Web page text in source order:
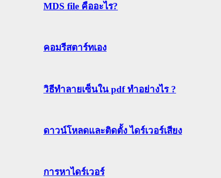
MDS file คืออะไร?
คอมรีสตาร์ทเอง
วิธีทําลายเซ็นใน pdf ทำอย่างไร ?
ดาวน์โหลดและติดตั้ง ไดร์เวอร์เสียง
การหาไดร์เวอร์